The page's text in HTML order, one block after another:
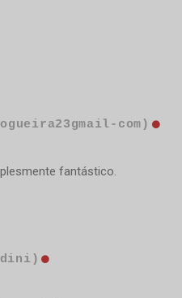
com)
fantástico.